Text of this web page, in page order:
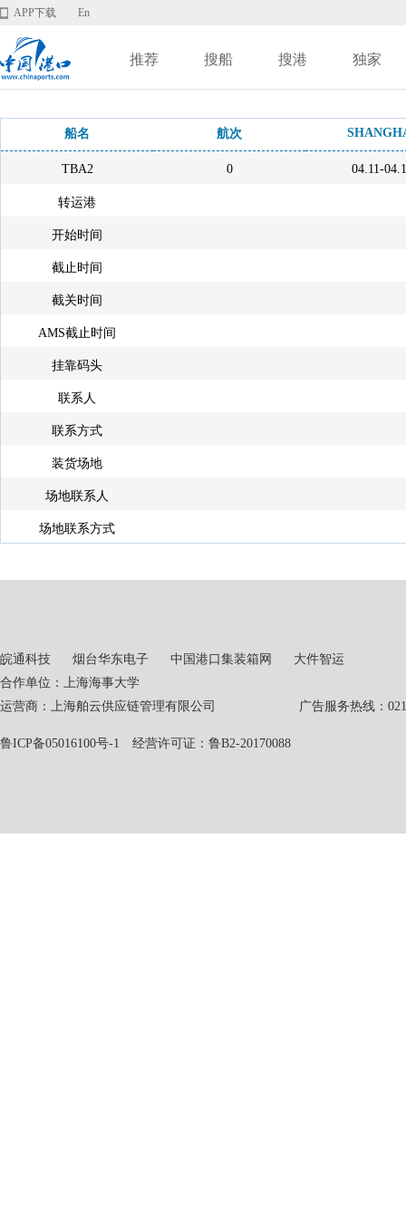
APP下载 En
推荐 搜船 搜港 独家
船名 航次
TBA2 0 04.11-
转运港
开始时间
截止时间
截关时间
AMS截止时间
挂靠码头
联系人
联系方式
装货场地
场地联系人
场地联系方式
皖通科技 烟台华东电子 中国港口集装箱网
大件智运
合作单位：上海海事大学
运营商：上海舶云供应链管理有限公司 广告服务热线：021-
鲁ICP备05016100号-1 经营许可证：鲁B2-20170088